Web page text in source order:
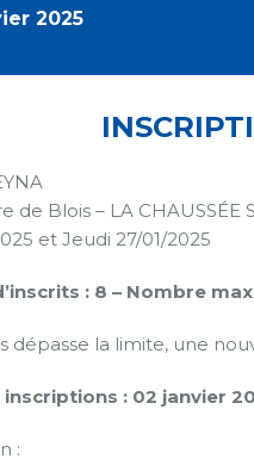
2025
de Blois – LA CHAUSSÉE
et Jeudi 27/01/2025
: 8 – Nombre
dépasse la limite, une
: 02 janvier
: